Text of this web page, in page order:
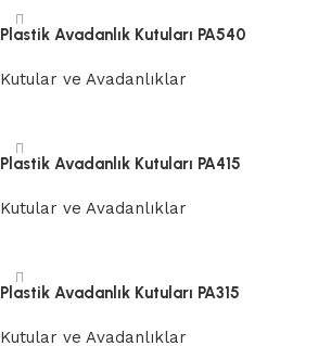
Plastik Avadanlık Kutuları PA540
Kutular ve Avadanlıklar
Plastik Avadanlık Kutuları PA415
Kutular ve Avadanlıklar
Plastik Avadanlık Kutuları PA315
Kutular ve Avadanlıklar